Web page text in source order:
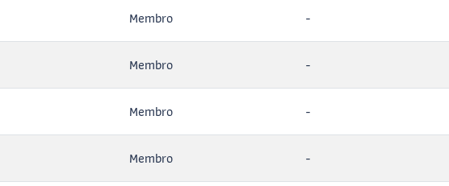
Membro -
Membro -
Membro -
Membro -